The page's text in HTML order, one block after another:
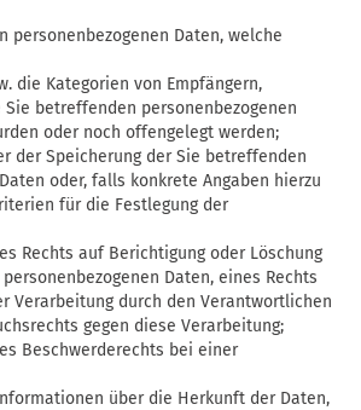
personenbezogenen Daten, welche
die Kategorien von Empfängern,
betreffenden personenbezogenen
oder noch offengelegt werden;
der Speicherung der Sie betreffenden
oder, falls konkrete Angaben hierzu
für die Festlegung der
Rechts auf Berichtigung oder Löschung
Daten, eines Rechts
Verarbeitung durch den Verantwortlichen
gegen diese Verarbeitung;
Beschwerderechts bei einer
über die Herkunft der Daten,